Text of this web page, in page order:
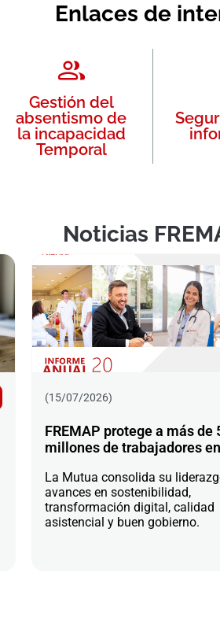
Enlaces de
Gestión del
absentismo de
la incapacidad
Temporal
Noticias
(15/07/2026)
FREMAP protege a más de
millones de trabajadores
La Mutua consolida su
avances en sostenibilidad,
transformación digital, calidad
asistencial y buen gobierno.